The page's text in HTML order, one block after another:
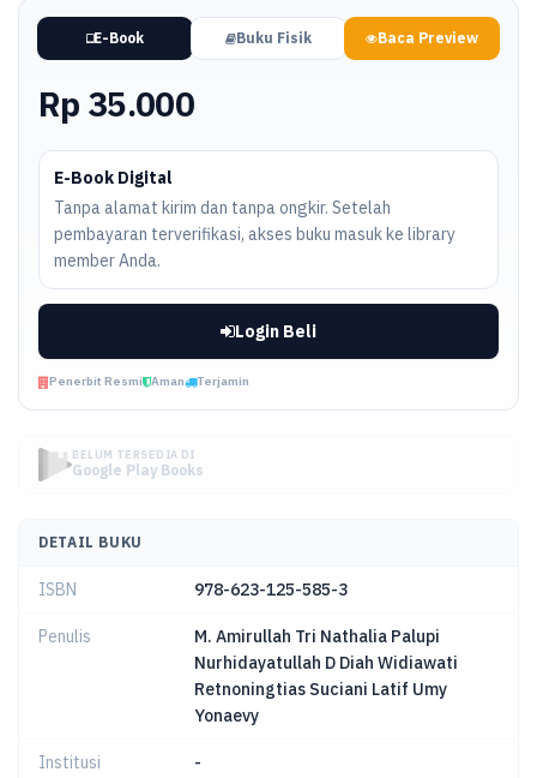
E-Book Buku Fisik Baca Preview
Rp 35.000
E-Book Digital
Tanpa alamat kirim dan tanpa ongkir. Setelah
pembayaran terverifikasi, akses buku masuk ke library
member Anda.
Login Beli
Penerbit Resmi Aman Terjamin
BELUM TERSEDIA DI
Google Play Books
DETAIL BUKU
ISBN 978-623-125-585-3
Penulis
M. Amirullah Tri Nathalia Palupi
Nurhidayatullah D Diah Widiawati
Retnoningtias Suciani Latif Umy
Yonaevy
Institusi -